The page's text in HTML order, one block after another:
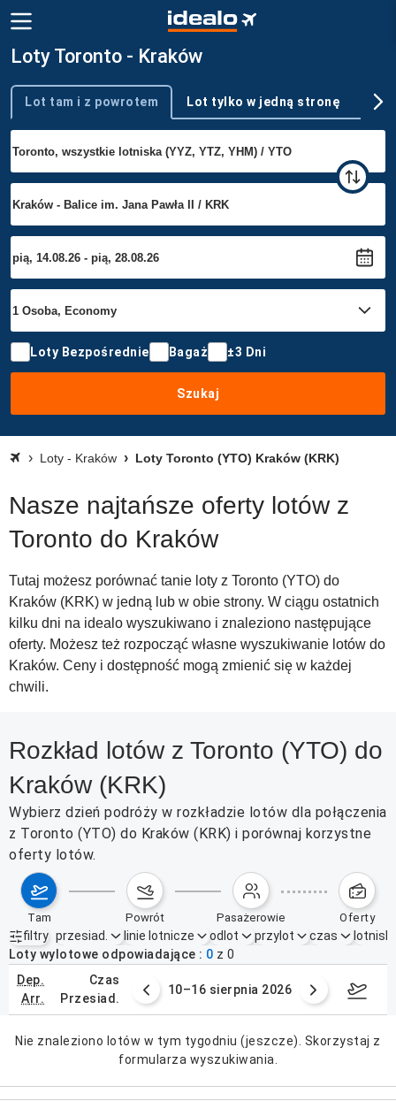
Loty Toronto - Kraków
Typ podróży
Lot tam i z powrotem Lot tylko w jedną stronę
Loty Bezpośrednie Bagaż ±3 Dni
Szukaj
Loty - Kraków Loty Toronto (YTO) Kraków (KRK)
Nasze najtańsze oferty lotów z
Toronto do Kraków
Tutaj możesz porównać tanie loty z Toronto (YTO) do
Kraków (KRK) w jedną lub w obie strony. W ciągu ostatnich
kilku dni na idealo wyszukiwano i znaleziono następujące
oferty. Możesz też rozpocząć własne wyszukiwanie lotów do
Kraków. Ceny i dostępność mogą zmienić się w każdej
chwili.
Rozkład lotów z Toronto (YTO) do
Kraków (KRK)
Wybierz dzień podróży w rozkładzie lotów dla połączenia
z Toronto (YTO) do Kraków (KRK) i porównaj korzystne
oferty lotów.
tam powrót pasażerowie oferty
filtry
Aktywne filtry brak
przesiad. linie lotnicze odlot przylot czas
Loty wylotowe odpowiadające
0 z 0
dep.
arr.
czas
przesiad.
sierpnia 2026 10–16 sierpnia 2026
Nie znaleziono lotów w tym tygodniu (jeszcze). Skorzystaj z
formularza wyszukiwania.